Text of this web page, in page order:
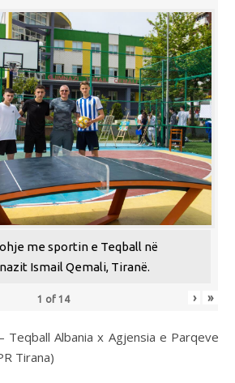
me sportin e Teqball në
Ismail Qemali, Tiranë.
1 of 14 › »
Teqball Albania x Agjensia e Parqeve
Tirana)